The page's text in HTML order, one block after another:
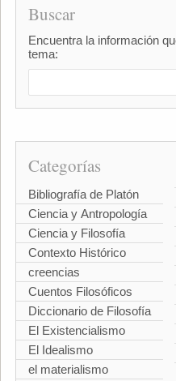
Buscar
Encuentra la información
tema:
Categorías
Bibliografía de Platón
Ciencia y Antropología
Ciencia y Filosofía
Contexto Histórico
creencias
Cuentos Filosóficos
Diccionario de Filosofía
El Existencialismo
El Idealismo
el materialismo